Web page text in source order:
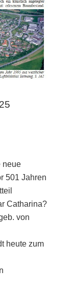
neue
501 Jahren
Catharina?
von
heute zum